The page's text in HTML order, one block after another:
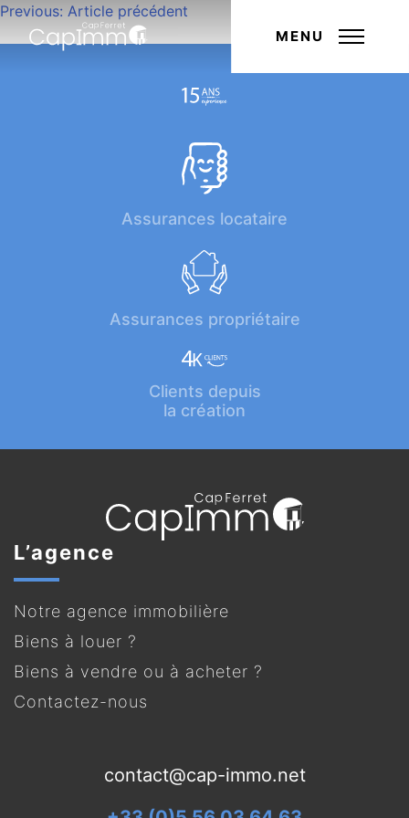
MENU
Navigation
de
Previous: Article précédent
Assurances locataire
Assurances propriétaire
Clients depuis
la création
L’agence
Notre agence immobilière
Biens à louer ?
Biens à vendre ou à acheter ?
Contactez-nous
contact@cap-immo.net